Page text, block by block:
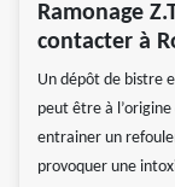
Ramonage
contacter à
Un dépôt de bistre
peut être à
entrainer un
provoquer une